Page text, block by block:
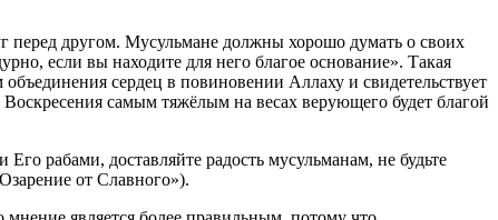
перед другом. Мусульмане должны хорошо думать о своих
если вы находите для него благое основание». Такая
сердец в повиновении Аллаху и свидетельствует
самым тяжёлым на весах верующего будет благой
рабами, доставляйте радость мусульманам, не будьте
от Славного»).